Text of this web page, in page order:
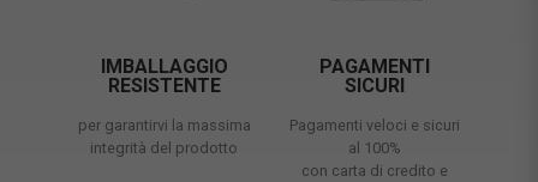
IMBALLAGGIO
RESISTENTE
per garantirvi la massima
integrità del prodotto
PAGAMENTI
SICURI
Pagamenti veloci e sicuri
al 100%
con carta di credito e